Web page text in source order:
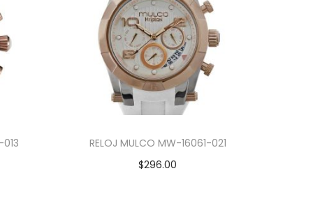
RELOJ MULCO MW-16061-021
$296.00